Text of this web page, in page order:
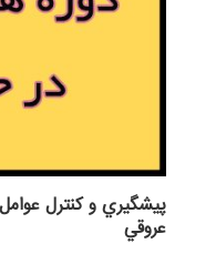
پيشگيري و كنترل
عروقي